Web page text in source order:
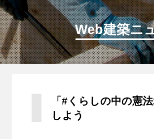
Web建築ニ
「#くらしの中の憲
しよう